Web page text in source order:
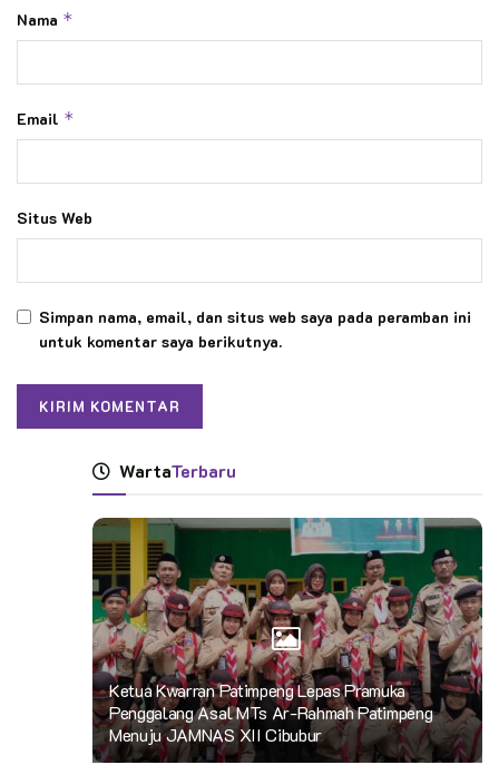
Nama *
Email *
Situs Web
Simpan nama, email, dan situs web saya pada peramban ini
untuk komentar saya berikutnya.
WartaTerbaru
Ketua Kwarran Patimpeng Lepas Pramuka
Penggalang Asal MTs Ar-Rahmah Patimpeng
Menuju JAMNAS XII Cibubur